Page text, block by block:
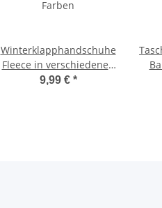
Winterklapphandschuhe
Fleece in verschiedenen
Farben
9,99 € *